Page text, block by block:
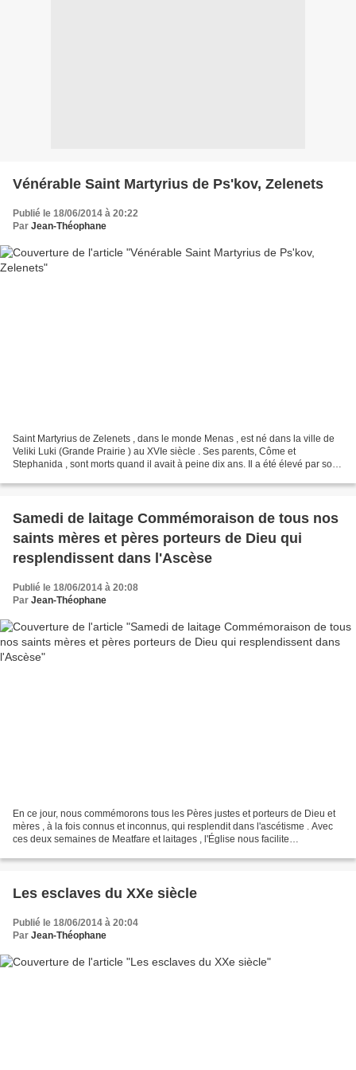
Vénérable Saint Martyrius de Ps'kov, Zelenets
Publié le 18/06/2014 à 20:22
Par Jean-Théophane
Saint Martyrius de Zelenets , dans le monde Menas , est né dans la ville de
Veliki Luki (Grande Prairie ) au XVIe siècle . Ses parents, Côme et
Stephanida , sont morts quand il avait à peine dix ans. Il a été élevé par son
Samedi de laitage Commémoraison de tous nos
saints mères et pères porteurs de Dieu qui
resplendissent dans l'Ascèse
Publié le 18/06/2014 à 20:08
Par Jean-Théophane
En ce jour, nous commémorons tous les Pères justes et porteurs de Dieu et
mères , à la fois connus et inconnus, qui resplendit dans l'ascétisme . Avec
ces deux semaines de Meatfare et laitages , l'Église nous facilite
Les esclaves du XXe siècle
Publié le 18/06/2014 à 20:04
Par Jean-Théophane